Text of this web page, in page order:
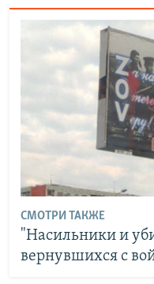
СМОТРИ ТАКЖЕ
"Насильники и
вернувшихся с